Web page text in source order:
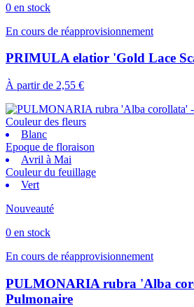
0 en stock
En cours de réapprovisionnement
PRIMULA elatior 'Gold Lace
À partir de 2,55 €
Couleur des fleurs
Blanc
Epoque de floraison
Avril à Mai
Couleur du feuillage
Vert
Nouveauté
0 en stock
En cours de réapprovisionnement
PULMONARIA rubra 'Alba
Pulmonaire